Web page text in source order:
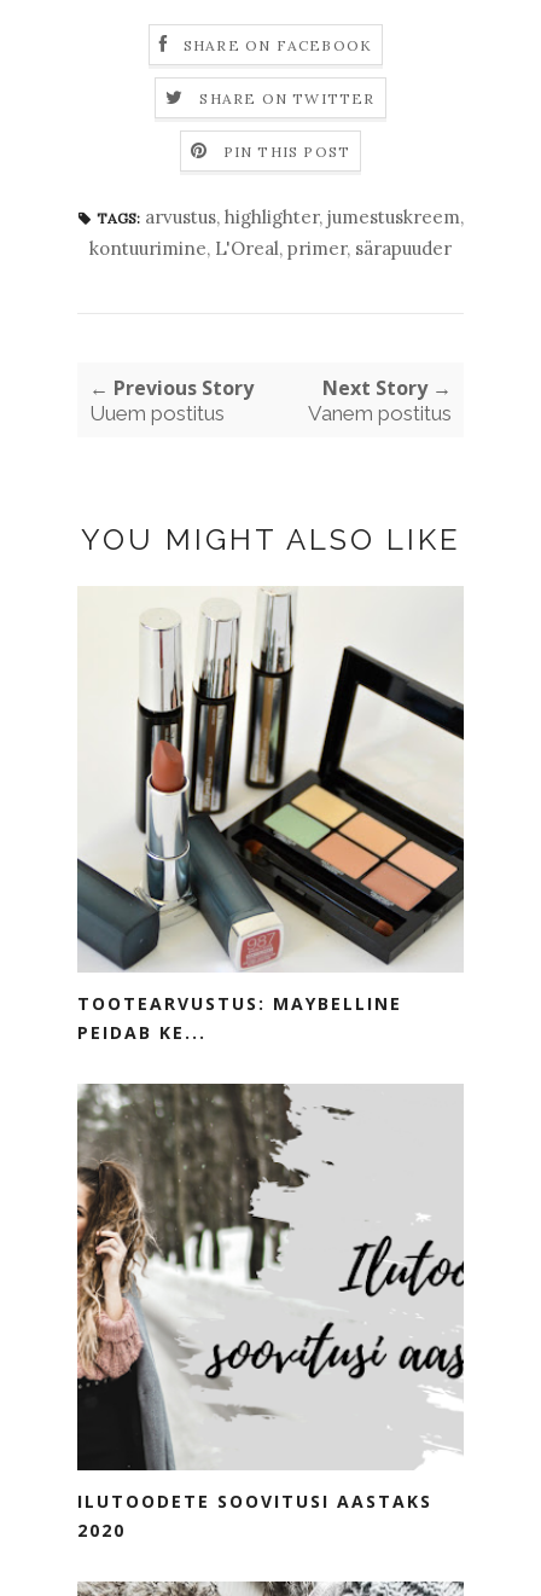
SHARE ON FACEBOOK
SHARE ON TWITTER
PIN THIS POST
TAGS: arvustus, highlighter, jumestuskreem,
kontuurimine, L'Oreal, primer, särapuuder
← Previous Story
Uuem postitus
Next Story →
Vanem postitus
YOU MIGHT ALSO LIKE
TOOTEARVUSTUS: MAYBELLINE
PEIDAB KE...
ILUTOODETE SOOVITUSI AASTAKS
2020